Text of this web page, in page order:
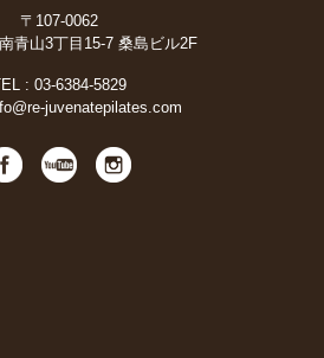
〒107-0062
青山3丁目15-7 桑島ビル2F
: 03-6384-5829
juvenatepilates.com